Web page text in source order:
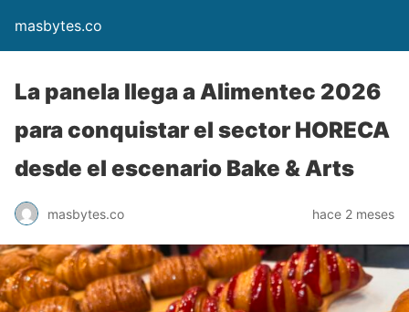
masbytes.co
La panela llega a Alimentec 2026
para conquistar el sector HORECA
desde el escenario Bake & Arts
masbytes.co hace 2 meses